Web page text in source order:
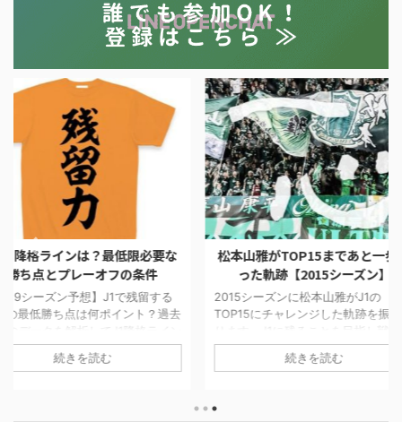
限必要な
の条件
残留する
ント？過去
チーム間の
点が高くな
松本山雅がTOP15まであと一歩だ
った軌跡【2015シーズン】
2015シーズンに松本山雅がJ1の
TOP15にチャレンジした軌跡を振り返
4試合を当時の他チームの状況や気持
ちを書いています。最終順位は16位で
【Jリーグ
解説者&
勝&降
2019シーズ
想です。サ
アンケート